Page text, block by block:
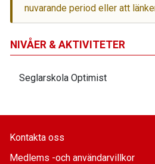
nuvarande period eller att
NIVÅER & AKTIVITETER
Seglarskola Optimist
Kontakta oss
Medlems -och användarvillkor